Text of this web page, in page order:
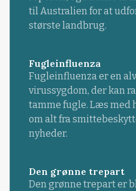
til Australien for at
største landbrug.
Fugleinfluenza
Fugleinfluenza er en
virussygdom, der kan
tamme fugle. Læs med
om alt fra
nyheder.
Den grønne trepart
Den grønne trepart er